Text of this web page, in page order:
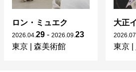
ロン・ミュエク
2026.04.29 - 2026.09.23
東京
森美術館
2026.07
東京